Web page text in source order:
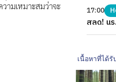
ามเหมาะสมว่าจะ
17:00
สลด! น